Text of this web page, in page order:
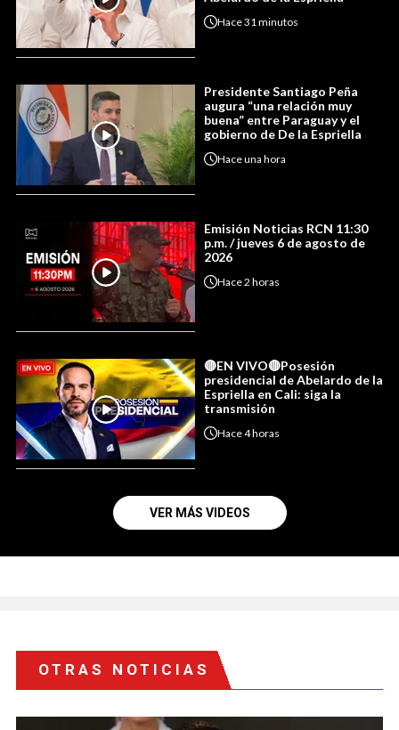
Hace31 minutos
Presidente Santiago Peña
augura “una relación muy
buena” entre Paraguay y el
gobierno de De la Espriella
Haceuna hora
Emisión Noticias RCN 11:30
p.m. / jueves 6 de agosto de
2026
Hace2 horas
🔴EN VIVO🔴Posesión
presidencial de Abelardo de la
Espriella en Cali: siga la
transmisión
Hace4 horas
VER MÁS VIDEOS
OTRAS NOTICIAS